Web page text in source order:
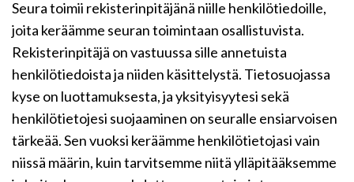
Seura toimii rekisterinpitäjänä niille henkilötiedoille,
joita keräämme seuran toimintaan osallistuvista.
Rekisterinpitäjä on vastuussa sille annetuista
henkilötiedoista ja niiden käsittelystä. Tietosuojassa
kyse on luottamuksesta, ja yksityisyytesi sekä
henkilötietojesi suojaaminen on seuralle ensiarvoisen
tärkeää. Sen vuoksi keräämme henkilötietojasi vain
niissä määrin, kuin tarvitsemme niitä ylläpitääksemme